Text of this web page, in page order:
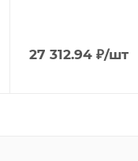
27 312.94 ₽/шт